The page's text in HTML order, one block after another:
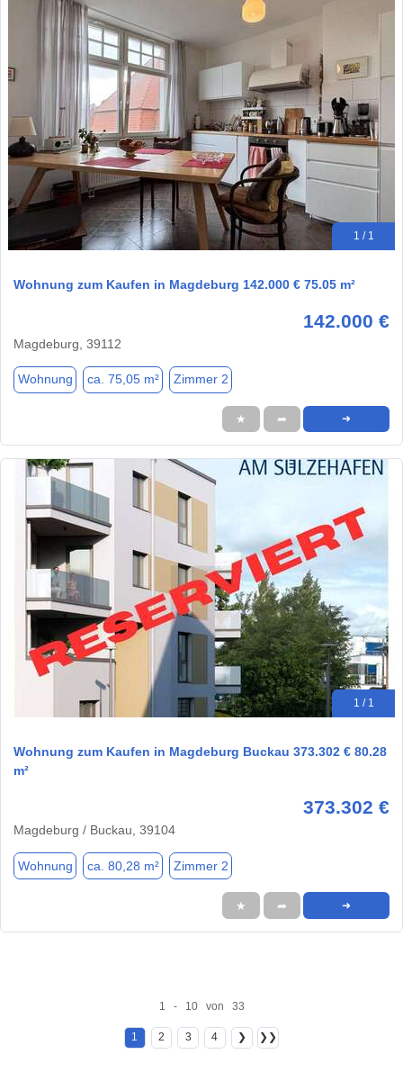
1 / 1
Wohnung zum Kaufen in Magdeburg 142.000 € 75.05 m²
142.000 €
Magdeburg, 39112
Wohnung ca. 75,05 m² Zimmer 2
★ ➦ ➜
1 / 1
Wohnung zum Kaufen in Magdeburg Buckau 373.302 € 80.28
m²
373.302 €
Magdeburg / Buckau, 39104
Wohnung ca. 80,28 m² Zimmer 2
★ ➦ ➜
1 - 10 von 33
1 2 3 4 ❯ ❯❯